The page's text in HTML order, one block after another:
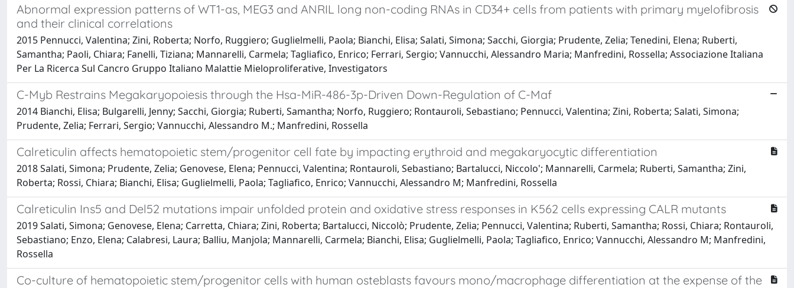
Abnormal expression patterns of WT1-as, MEG3 and ANRIL long non-coding RNAs in CD34+ cells from patients with primary myelofibrosis
and their clinical correlations
2015 Pennucci, Valentina; Zini, Roberta; Norfo, Ruggiero; Guglielmelli, Paola; Bianchi, Elisa; Salati, Simona; Sacchi, Giorgia; Prudente, Zelia; Tenedini, Elena; Ruberti,
Samantha; Paoli, Chiara; Fanelli, Tiziana; Mannarelli, Carmela; Tagliafico, Enrico; Ferrari, Sergio; Vannucchi, Alessandro Maria; Manfredini, Rossella; Associazione Italiana
Per La Ricerca Sul Cancro Gruppo Italiano Malattie Mieloproliferative, Investigators
C-Myb Restrains Megakaryopoiesis through the Hsa-MiR-486-3p-Driven Down-Regulation of C-Maf
2014 Bianchi, Elisa; Bulgarelli, Jenny; Sacchi, Giorgia; Ruberti, Samantha; Norfo, Ruggiero; Rontauroli, Sebastiano; Pennucci, Valentina; Zini, Roberta; Salati, Simona;
Prudente, Zelia; Ferrari, Sergio; Vannucchi, Alessandro M.; Manfredini, Rossella
Calreticulin affects hematopoietic stem/progenitor cell fate by impacting erythroid and megakaryocytic differentiation
2018 Salati, Simona; Prudente, Zelia; Genovese, Elena; Pennucci, Valentina; Rontauroli, Sebastiano; Bartalucci, Niccolo'; Mannarelli, Carmela; Ruberti, Samantha; Zini,
Roberta; Rossi, Chiara; Bianchi, Elisa; Guglielmelli, Paola; Tagliafico, Enrico; Vannucchi, Alessandro M; Manfredini, Rossella
Calreticulin Ins5 and Del52 mutations impair unfolded protein and oxidative stress responses in K562 cells expressing CALR mutants
2019 Salati, Simona; Genovese, Elena; Carretta, Chiara; Zini, Roberta; Bartalucci, Niccolò; Prudente, Zelia; Pennucci, Valentina; Ruberti, Samantha; Rossi, Chiara; Rontauroli,
Sebastiano; Enzo, Elena; Calabresi, Laura; Balliu, Manjola; Mannarelli, Carmela; Bianchi, Elisa; Guglielmelli, Paola; Tagliafico, Enrico; Vannucchi, Alessandro M; Manfredini,
Rossella
Co-culture of hematopoietic stem/progenitor cells with human osteblasts favours mono/macrophage differentiation at the expense of the